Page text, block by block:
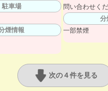
駐車場
煙情報
問い合わせくだ
分
一部禁煙
次の４件を見る